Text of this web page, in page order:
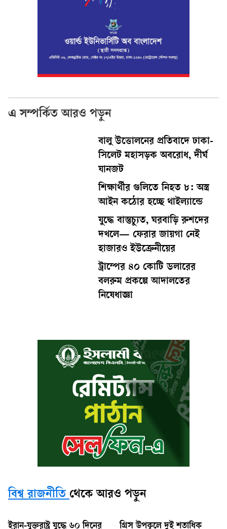
এ সম্পর্কিত আরও পড়ুন
বালু উত্তোলনের প্রতিবাদে ঢাকা-
সিলেট মহাসড়ক অবরোধ, দীর্ঘ
যানজট
শিক্ষার্থীর গুলিতে নিহত ৮: অস্ত্র
আইন কঠোর হচ্ছে থাইল্যান্ডে
যুদ্ধে বাস্তুচ্যুত, ঘরবাড়ি রুশদের
দখলে— ফেরার জায়গা নেই
হাজারও ইউক্রেনীয়ের
ট্রাম্পের ৪০ কোটি ডলারের
বলরুম প্রকল্পে আদালতের
নিষেধাজ্ঞা
বিশ্ব রাজনীতি থেকে আরও পড়ুন
ইরান-যুক্তরাষ্ট্র যুদ্ধে ৬০ দিনের
গ্রিস উপকূলে দুই শতাধিক